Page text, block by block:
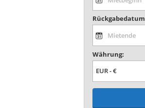
Rückgabedatum
Währung: